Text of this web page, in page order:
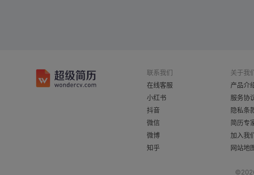
联系我们
在线客服
小红书
抖音
微信
微博
知乎
关于我
产品介
服务协
隐私条
简历专
加入我
网站地